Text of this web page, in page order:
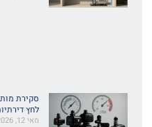
סקירת
לחץ
מאי 12, 2026